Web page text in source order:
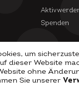
um
dieser Website
ohne
Sie unserer
Aktiv
Spenden